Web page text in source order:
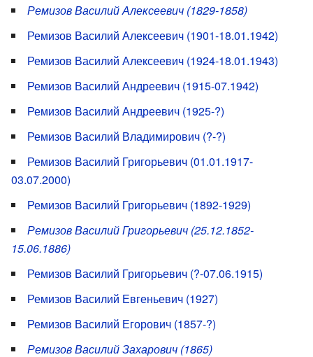
Ремизов Василий Алексеевич (1829-1858)
Ремизов Василий Алексеевич (1901-18.01.1942)
Ремизов Василий Алексеевич (1924-18.01.1943)
Ремизов Василий Андреевич (1915-07.1942)
Ремизов Василий Андреевич (1925-?)
Ремизов Василий Владимирович (?-?)
Ремизов Василий Григорьевич (01.01.1917-
03.07.2000)
Ремизов Василий Григорьевич (1892-1929)
Ремизов Василий Григорьевич (25.12.1852-
15.06.1886)
Ремизов Василий Григорьевич (?-07.06.1915)
Ремизов Василий Евгеньевич (1927)
Ремизов Василий Егорович (1857-?)
Ремизов Василий Захарович (1865)